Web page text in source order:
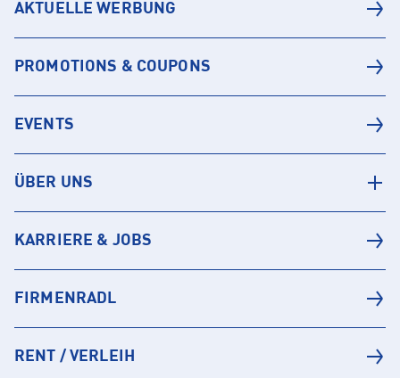
AKTUELLE WERBUNG
PROMOTIONS & COUPONS
EVENTS
ÜBER UNS
KARRIERE & JOBS
FIRMENRADL
RENT / VERLEIH